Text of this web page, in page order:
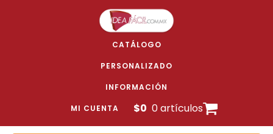
CATÁLOGO
PERSONALIZADO
INFORMACIÓN
MI CUENTA $0 0 artículos